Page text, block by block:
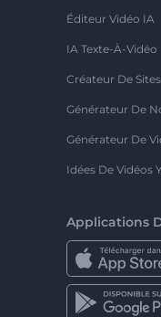
Éditeur Vidéo IA
IA Texte-À-Vidéo
Créateur De
Générateur De
Générateur De
Idées De Vidéos
Applications